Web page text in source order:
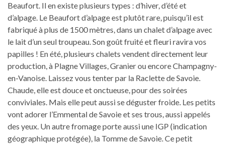
Beaufort. Il en existe plusieurs types : d’hiver, d’été et
d’alpage. Le Beaufort d’alpage est plutôt rare, puisqu’il est
fabriqué à plus de 1500 mètres, dans un chalet d’alpage avec
le lait d’un seul troupeau. Son goût fruité et fleuri ravira vos
papilles ! En été, plusieurs chalets vendent directement leur
production, à Plagne Villages, Granier ou encore Champagny-
en-Vanoise. Laissez vous tenter par la Raclette de Savoie.
Chaude, elle est douce et onctueuse, pour des soirées
conviviales. Mais elle peut aussi se déguster froide. Les petits
vont adorer l’Emmental de Savoie et ses trous, aussi appelés
des yeux. Un autre fromage porte aussi une IGP (indication
géographique protégée), la Tomme de Savoie. Ce petit